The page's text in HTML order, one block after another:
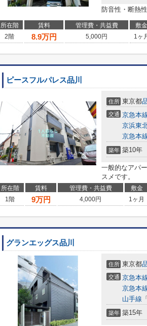
防音性・断熱
所在階 賃料 管理費・共益費 敷金
2階
8.9万円 5,000円 1ヶ
ピースフルパレス品川
住所 東京都
交通 京急本
京浜東
京急本
築年 築10年
一般的なアパ
スメです。
所在階 賃料 管理費・共益費 敷金
1階
9万円 4,000円 1ヶ月
グランエッグス品川
住所 東京都
交通 京急本
京急本
山手線 「
築年 築15年